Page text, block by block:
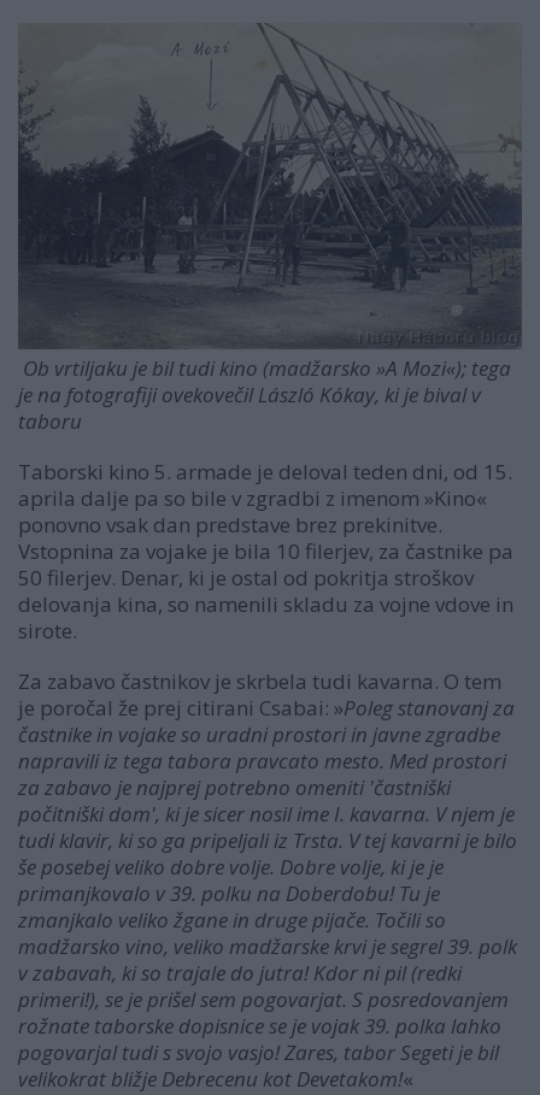
Ob vrtiljaku je bil tudi kino (madžarsko »A Mozi«); tega
je na fotografiji ovekovečil László Kókay, ki je bival v
taboru
Taborski kino 5. armade je deloval teden dni, od 15.
aprila dalje pa so bile v zgradbi z imenom »Kino«
ponovno vsak dan predstave brez prekinitve.
Vstopnina za vojake je bila 10 filerjev, za častnike pa
50 filerjev. Denar, ki je ostal od pokritja stroškov
delovanja kina, so namenili skladu za vojne vdove in
sirote.
Za zabavo častnikov je skrbela tudi kavarna. O tem
je poročal že prej citirani Csabai: »Poleg stanovanj za
častnike in vojake so uradni prostori in javne zgradbe
napravili iz tega tabora pravcato mesto. Med prostori
za zabavo je najprej potrebno omeniti 'častniški
počitniški dom', ki je sicer nosil ime I. kavarna. V njem je
tudi klavir, ki so ga pripeljali iz Trsta. V tej kavarni je bilo
še posebej veliko dobre volje. Dobre volje, ki je je
primanjkovalo v 39. polku na Doberdobu! Tu je
zmanjkalo veliko žgane in druge pijače. Točili so
madžarsko vino, veliko madžarske krvi je segrel 39. polk
v zabavah, ki so trajale do jutra! Kdor ni pil (redki
primeri!), se je prišel sem pogovarjat. S posredovanjem
rožnate taborske dopisnice se je vojak 39. polka lahko
pogovarjal tudi s svojo vasjo! Zares, tabor Segeti je bil
velikokrat bližje Debrecenu kot Devetakom!«